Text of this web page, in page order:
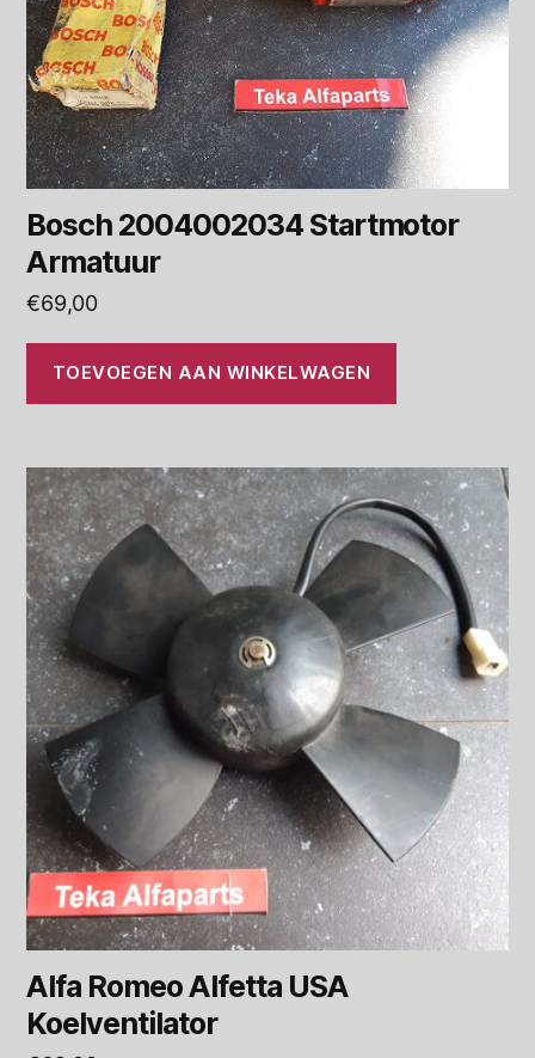
Bosch 2004002034 Startmotor
Armatuur
€69,00
TOEVOEGEN AAN WINKELWAGEN
Alfa Romeo Alfetta USA
Koelventilator